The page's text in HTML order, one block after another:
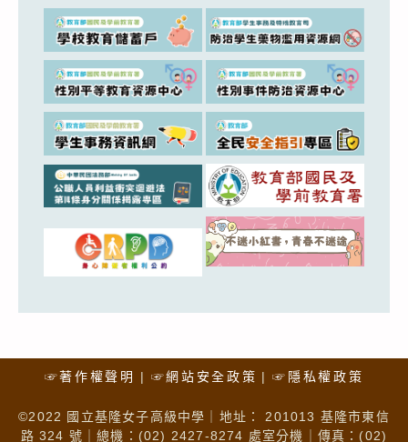
☞著作權聲明 ☞網站安全政策 ☞隱私權政策
©2022 國立基隆女子高級中學｜地址： 201013 基隆市東信
路 324 號｜總機：(02) 2427-8274 處室分機｜傳真：(02)